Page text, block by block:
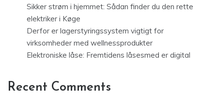
Sikker strøm i hjemmet: Sådan finder du den rette
elektriker i Køge
Derfor er lagerstyringssystem vigtigt for
virksomheder med wellnessprodukter
Elektroniske låse: Fremtidens låsesmed er digital
Recent Comments